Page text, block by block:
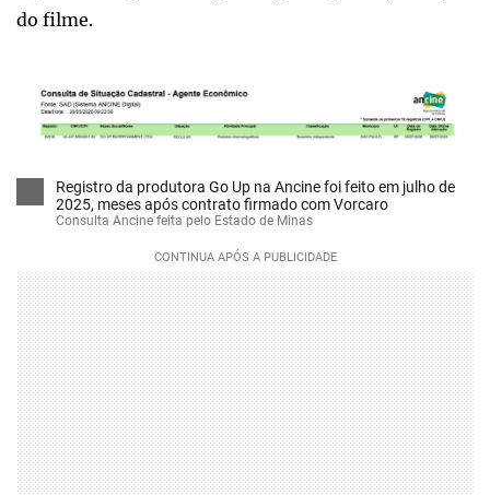
do filme.
Registro da produtora Go Up na Ancine foi feito em julho de
2025, meses após contrato firmado com Vorcaro
Consulta Ancine feita pelo Estado de Minas